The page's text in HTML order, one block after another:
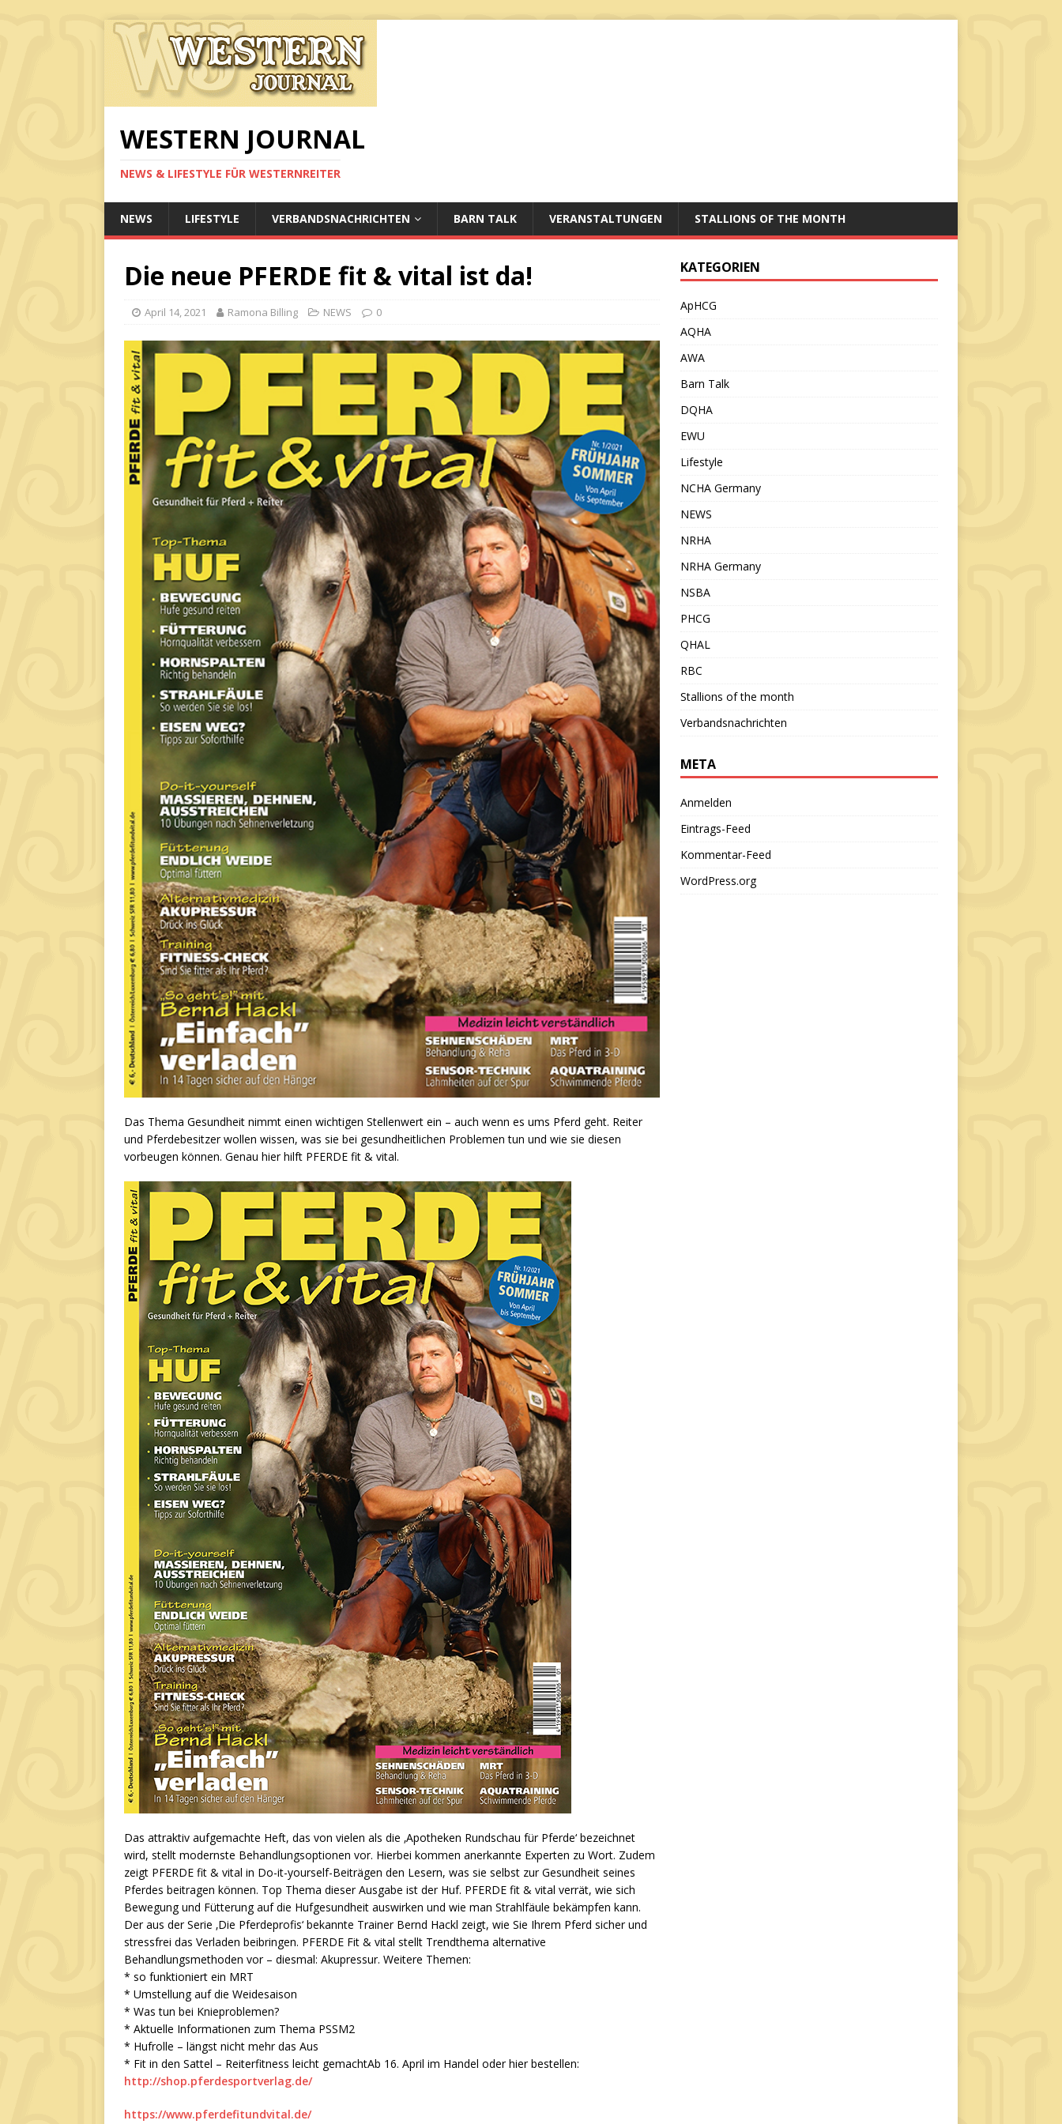
WESTERN JOURNAL
NEWS & LIFESTYLE FÜR WESTERNREITER
NEWS LIFESTYLE VERBANDSNACHRICHTEN BARN TALK VERANSTALTUNGEN STALLIONS OF THE MONTH
Die neue PFERDE fit & vital ist da!
April 14, 2021 Ramona Billing NEWS 0
Das Thema Gesundheit nimmt einen wichtigen Stellenwert ein – auch wenn es ums Pferd geht. Reiter
und Pferdebesitzer wollen wissen, was sie bei gesundheitlichen Problemen tun und wie sie diesen
vorbeugen können. Genau hier hilft PFERDE fit & vital.
Das attraktiv aufgemachte Heft, das von vielen als die ‚Apotheken Rundschau für Pferde‘ bezeichnet
wird, stellt modernste Behandlungsoptionen vor. Hierbei kommen anerkannte Experten zu Wort. Zudem
zeigt PFERDE fit & vital in Do-it-yourself-Beiträgen den Lesern, was sie selbst zur Gesundheit seines
Pferdes beitragen können. Top Thema dieser Ausgabe ist der Huf. PFERDE fit & vital verrät, wie sich
Bewegung und Fütterung auf die Hufgesundheit auswirken und wie man Strahlfäule bekämpfen kann.
Der aus der Serie ‚Die Pferdeprofis‘ bekannte Trainer Bernd Hackl zeigt, wie Sie Ihrem Pferd sicher und
stressfrei das Verladen beibringen. PFERDE Fit & vital stellt Trendthema alternative
Behandlungsmethoden vor – diesmal: Akupressur. Weitere Themen:
* so funktioniert ein MRT
* Umstellung auf die Weidesaison
* Was tun bei Knieproblemen?
* Aktuelle Informationen zum Thema PSSM2
* Hufrolle – längst nicht mehr das Aus
* Fit in den Sattel – Reiterfitness leicht gemachtAb 16. April im Handel oder hier bestellen:
http://shop.pferdesportverlag.de/
https://www.pferdefitundvital.de/
KATEGORIEN
ApHCG
AQHA
AWA
Barn Talk
DQHA
EWU
Lifestyle
NCHA Germany
NEWS
NRHA
NRHA Germany
NSBA
PHCG
QHAL
RBC
Stallions of the month
Verbandsnachrichten
META
Anmelden
Eintrags-Feed
Kommentar-Feed
WordPress.org